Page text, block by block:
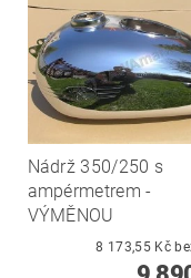
Nádrž 350/250 s
ampérmetrem -
VÝMĚNOU
8